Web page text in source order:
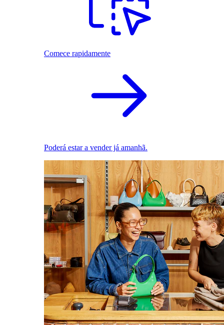
Comece rapidamente
Poderá estar a vender já amanhã.